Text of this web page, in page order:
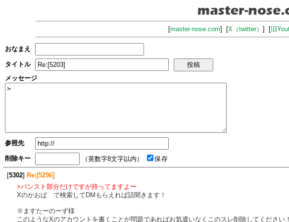
[master-nose.com] [X（twitter） ] [ 旧
おなまえ
タイトル
メッセージ
参照先
削除キー （英数字8文字以内） 保存
[5302] Re:[5296]
>パンスト部分だけですが持ってますよー
Xのかおぱ で検索してDMもらえれば話聞きます！
※ますたーのーず様
このようなXのアカウントを書くことが問題であればお気遣いなくこのスレ削除してください！